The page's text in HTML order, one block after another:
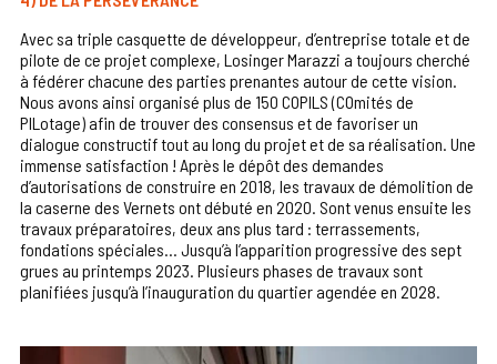
Avec sa triple casquette de développeur, d’entreprise totale et de
pilote de ce projet complexe, Losinger Marazzi a toujours cherché
à fédérer chacune des parties prenantes autour de cette vision.
Nous avons ainsi organisé plus de 150 COPILS (COmités de
PILotage) afin de trouver des consensus et de favoriser un
dialogue constructif tout au long du projet et de sa réalisation. Une
immense satisfaction ! Après le dépôt des demandes
d’autorisations de construire en 2018, les travaux de démolition de
la caserne des Vernets ont débuté en 2020. Sont venus ensuite les
travaux préparatoires, deux ans plus tard : terrassements,
fondations spéciales... Jusqu’à l’apparition progressive des sept
grues au printemps 2023. Plusieurs phases de travaux sont
planifiées jusqu’à l’inauguration du quartier agendée en 2028.